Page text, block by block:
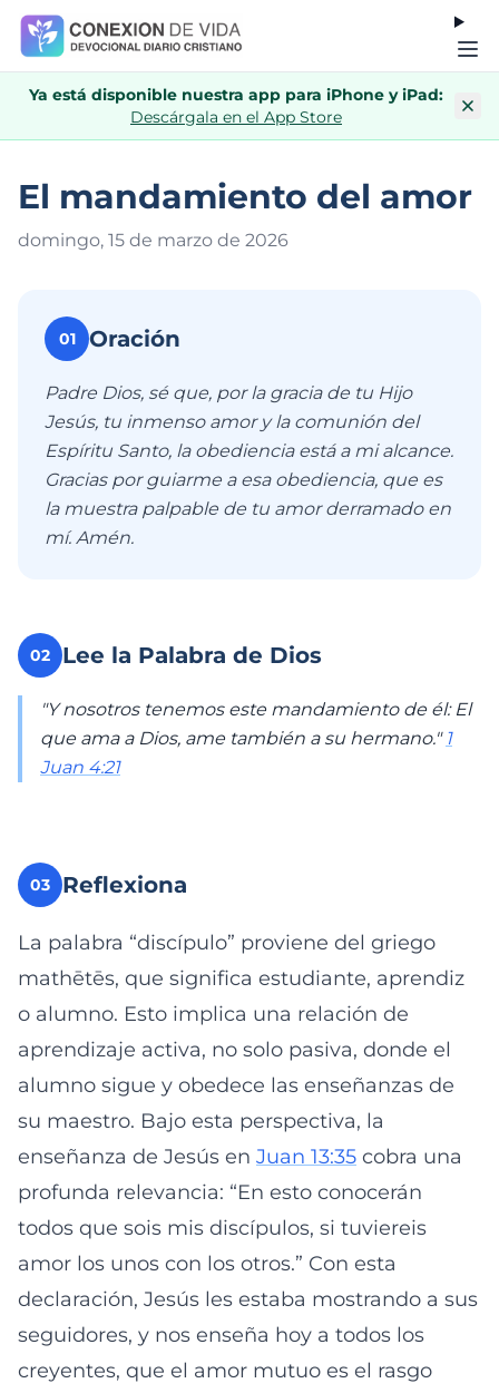
Ya está disponible nuestra app para iPhone y iPad:
Descárgala en el App Store
El mandamiento del amor
domingo, 15 de marzo de 2026
01 Oración
Padre Dios, sé que, por la gracia de tu Hijo
Jesús, tu inmenso amor y la comunión del
Espíritu Santo, la obediencia está a mi alcance.
Gracias por guiarme a esa obediencia, que es
la muestra palpable de tu amor derramado en
mí. Amén.
02 Lee la Palabra de Dios
"Y nosotros tenemos este mandamiento de él: El
que ama a Dios, ame también a su hermano." 1
Juan 4:21
03 Reflexiona
La palabra “discípulo” proviene del griego
mathētēs, que significa estudiante, aprendiz
o alumno. Esto implica una relación de
aprendizaje activa, no solo pasiva, donde el
alumno sigue y obedece las enseñanzas de
su maestro. Bajo esta perspectiva, la
enseñanza de Jesús en Juan 13:35 cobra una
profunda relevancia: “En esto conocerán
todos que sois mis discípulos, si tuviereis
amor los unos con los otros.” Con esta
declaración, Jesús les estaba mostrando a sus
seguidores, y nos enseña hoy a todos los
creyentes, que el amor mutuo es el rasgo